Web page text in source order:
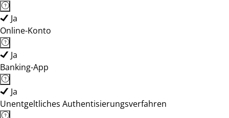
Ja
Online-Konto
Ja
Banking-App
Ja
Unentgeltliches Authentisierungsverfahren